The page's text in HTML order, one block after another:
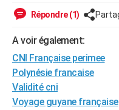
Forum
Aménagement intérieur
Extérieur
Cuisine
Salle de bains
Jardinage
Rangement
WEEK-END
Guides de France
Escapades
Patrimoine
Expositions
Musées
Week-end nature
+LIFESTYLE
Art de vivre
Bien-être
Loisirs
Mode
Modes de vie
SANTE
Alimentation
Guide de la santé
Maladies
Médicaments
Sommeil
VOYAGE
Répondre (1)
A voir également:
CNI Française perimee
Polynésie francaise
Validité cni
Voyage guyane française